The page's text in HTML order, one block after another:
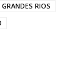
GRANDES RIOS